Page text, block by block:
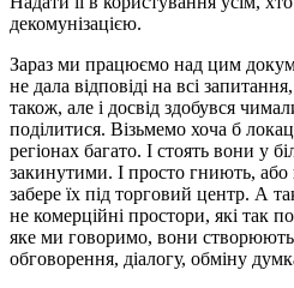
декомунізацією.
Зараз ми працюємо над цим
не дала відповіді на всі
також, але і досвід здобувся
поділитися. Візьмемо хоча б
регіонах багато. І стоять вони у
закинутими. І просто гниють, або
забере їх під торговий центр. А
не комерційні простори, які так
яке ми говоримо, вони
обговорення, діалогу, обміну